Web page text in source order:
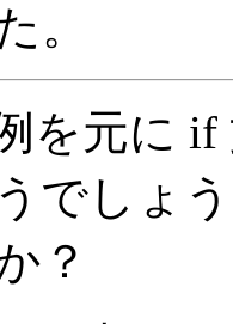
。
を元に if
でしょ
？